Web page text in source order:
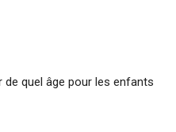
de quel âge pour les enfants